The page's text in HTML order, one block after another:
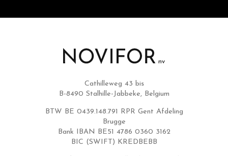
Cathilleweg 43 bis
B-8490 Stalhille-Jabbeke, Belgium
BTW BE 0439.148.791 RPR Gent Afdeling
Brugge
Bank IBAN BE51 4786 0360 3162
BIC (SWIFT) KREDBEBB